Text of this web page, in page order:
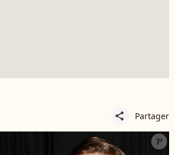
share Partager